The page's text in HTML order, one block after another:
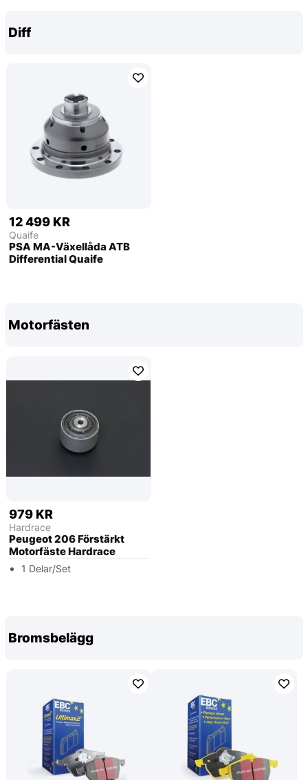
Diff
12 499 KR
Quaife
PSA MA-Växellåda ATB
Differential Quaife
Motorfästen
979 KR
Hardrace
Peugeot 206 Förstärkt
Motorfäste Hardrace
1 Delar/Set
Bromsbelägg